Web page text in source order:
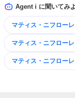
Agent i に聞いてみ
マティス・ニフロー
マティス・ニフロー
マティス・ニフロー